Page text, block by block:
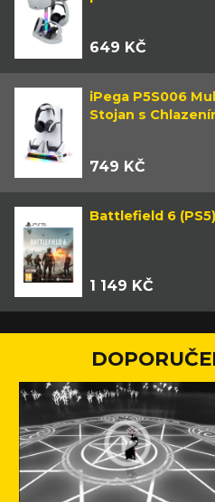
649 KČ
iPega P5S006
Stojan s
749 KČ
Battlefield 6 (PS5)
1 149 KČ